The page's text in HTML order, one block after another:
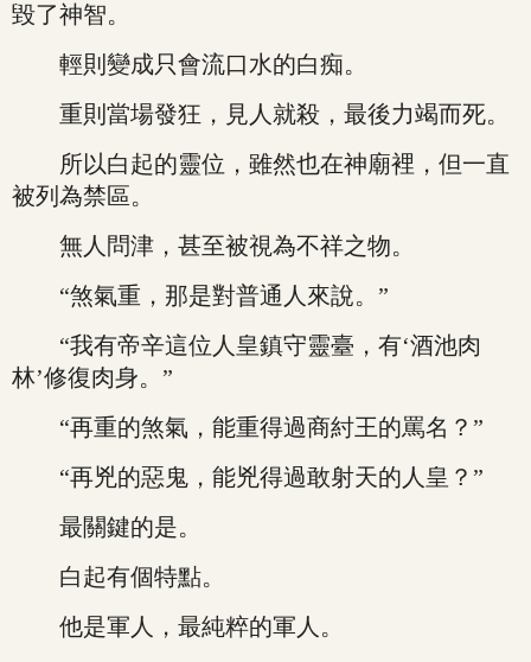
毀了神智。
輕則變成只會流口水的白痴。
重則當場發狂，見人就殺，最後力竭而死。
所以白起的靈位，雖然也在神廟裡，但一直
被列為禁區。
無人問津，甚至被視為不祥之物。
“煞氣重，那是對普通人來說。”
“我有帝辛這位人皇鎮守靈臺，有‘酒池肉
林’修復肉身。”
“再重的煞氣，能重得過商紂王的罵名？”
“再兇的惡鬼，能兇得過敢射天的人皇？”
最關鍵的是。
白起有個特點。
他是軍人，最純粹的軍人。